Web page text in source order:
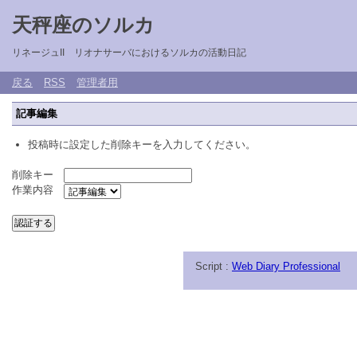
天秤座のソルカ
リネージュII リオナサーバにおけるソルカの活動日記
戻る RSS 管理者用
記事編集
投稿時に設定した削除キーを入力してください。
削除キー
作業内容
Script : Web Diary Professional